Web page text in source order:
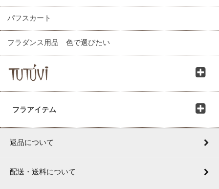
パフスカート
フラダンス用品 色で選びたい
フラアイテム
返品について
配送・送料について